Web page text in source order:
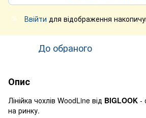
% Ввійти для відображення
До обраного
Опис
Лінійка чохлів WoodLine від BIGLOOK -
на ринку.